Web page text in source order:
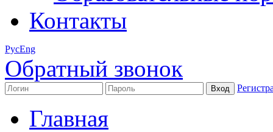
Контакты
РусEng
Обратный звонок
Главная